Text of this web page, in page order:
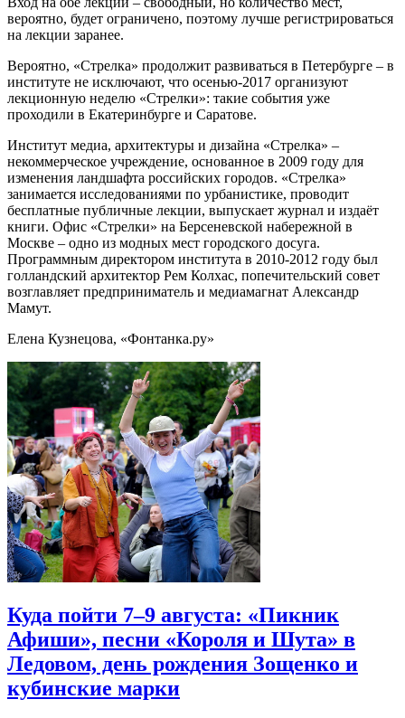
вероятно, будет ограничено, поэтому лучше регистрироваться
на лекции заранее.
Вероятно, «Стрелка» продолжит развиваться в Петербурге – в
институте не исключают, что осенью-2017 организуют
лекционную неделю «Стрелки»: такие события уже
проходили в Екатеринбурге и Саратове.
Институт медиа, архитектуры и дизайна «Стрелка» –
некоммерческое учреждение, основанное в 2009 году для
изменения ландшафта российских городов. «Стрелка»
занимается исследованиями по урбанистике, проводит
бесплатные публичные лекции, выпускает журнал и издаёт
книги. Офис «Стрелки» на Берсеневской набережной в
Москве – одно из модных мест городского досуга.
Программным директором института в 2010-2012 году был
голландский архитектор Рем Колхас, попечительский совет
возглавляет предприниматель и медиамагнат Александр
Мамут.
Елена Кузнецова, «Фонтанка.ру»
Куда пойти 7–9 августа: «Пикник
Афиши», песни «Короля и Шута» в
Ледовом, день рождения Зощенко и
кубинские марки